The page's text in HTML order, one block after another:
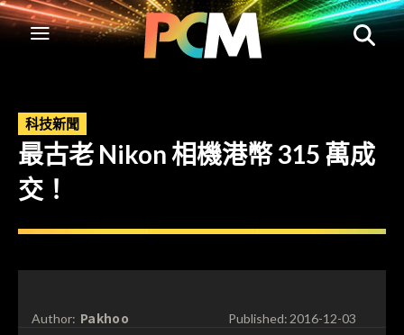
科技新聞
最古老 Nikon 相機港幣 315 萬成
交！
Author: Pakhoo Published:2016-12-03